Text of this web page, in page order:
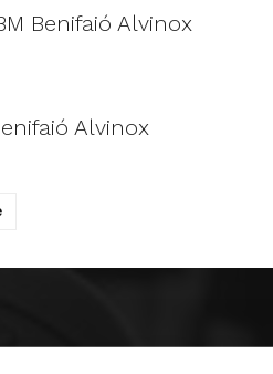
Benifaió Alvinox
Alvinox